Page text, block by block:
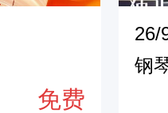
免费
26/
钢